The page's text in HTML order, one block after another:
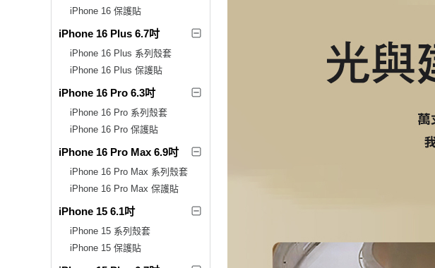
iPhone 16 保護貼
iPhone 16 Plus 6.7吋
iPhone 16 Plus 系列殼套
iPhone 16 Plus 保護貼
iPhone 16 Pro 6.3吋
iPhone 16 Pro 系列殼套
iPhone 16 Pro 保護貼
iPhone 16 Pro Max 6.9吋
iPhone 16 Pro Max 系列殼套
iPhone 16 Pro Max 保護貼
iPhone 15 6.1吋
iPhone 15 系列殼套
iPhone 15 保護貼